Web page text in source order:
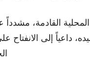
المحلية القادمة،
داعياً إلى الانفتاح